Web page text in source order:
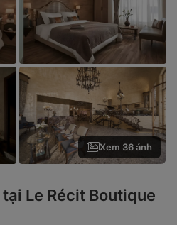
Xem 36 ảnh
Le Récit Boutique